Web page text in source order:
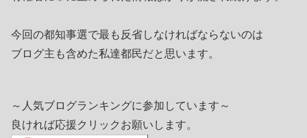
今回の都知事選で最も反省しなければならないのは
ブログ主も含めた私達都民だと思います。
～人気ブログランキングに参加しています～
良ければ応援クリックお願いします。